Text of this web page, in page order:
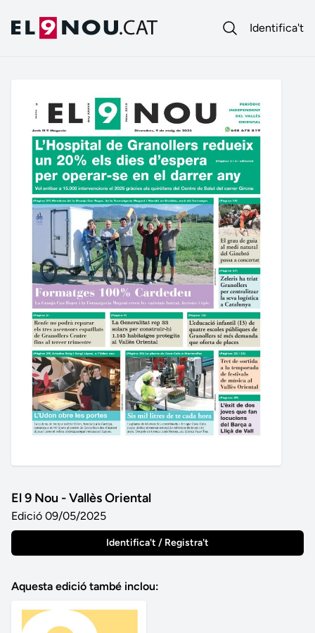
Identifica't
El 9 Nou - Vallès Oriental
Edició 09/05/2025
Identifica't / Registra't
Aquesta edició també inclou: